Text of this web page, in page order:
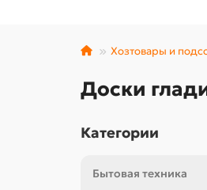
Хозтовары и
Доски
Категории
Бытовая техника